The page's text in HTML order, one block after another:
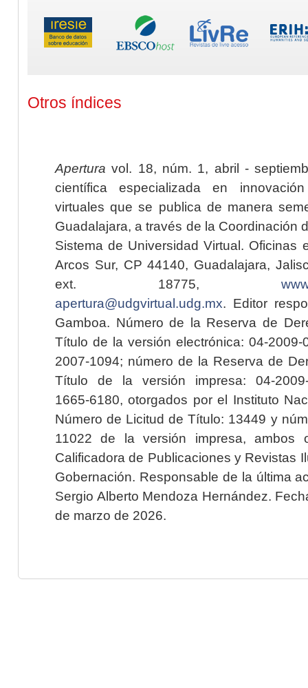
Otros índices
Apertura vol. 18, núm. 1, abril -
científica especializada en
virtuales que se publica de manera
Guadalajara, a través de la Coordinación
Sistema de Universidad Virtual. Oficinas
Arcos Sur, CP 44140, Guadalajara,
ext. 18775,
apertura@udgvirtual.udg.mx. Editor
Gamboa. Número de la Reserva de
Título de la versión electrónica: 04-2009-
2007-1094; número de la Reserva de
Título de la versión impresa: 04-2009-
1665-6180, otorgados por el Instituto
Número de Licitud de Título: 13449 y
11022 de la versión impresa, ambos
Calificadora de Publicaciones y Revistas
Gobernación. Responsable de la última
Sergio Alberto Mendoza Hernández.
de marzo de 2026.